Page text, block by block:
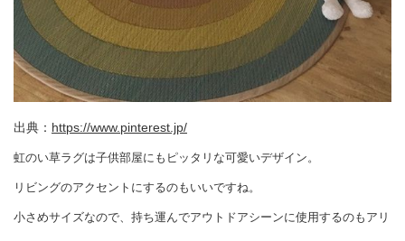
出典： https://www.pinterest.jp/
虹のい草ラグは子供部屋にもピッタリな可愛いデザイン。
リビングのアクセントにするのもいいですね。
小さめサイズなので、持ち運んでアウトドアシーンに使用するのもアリ